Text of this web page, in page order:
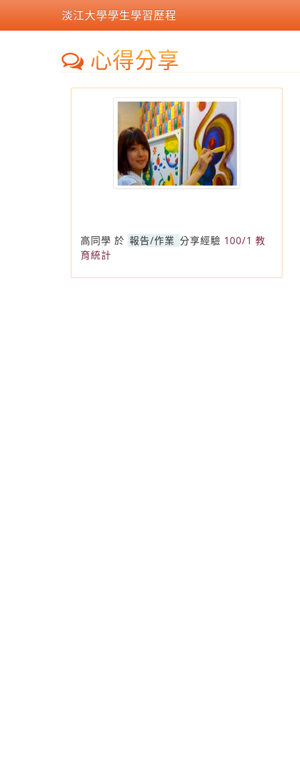
淡江大學學生學習歷程
心得分享
高同學 於 報告/作業 分享經驗 100/1 教
育統計